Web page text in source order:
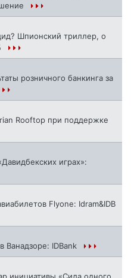
Шпионский триллер, о
розничного банкинга за
Rooftop при поддержке
играх»:
Flyone: Idram&IDB
Ванадзоре: IDBank